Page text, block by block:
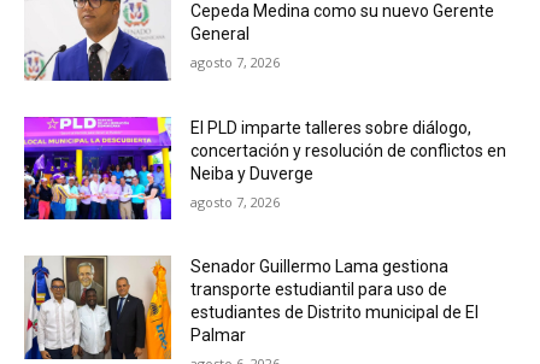
Cepeda Medina como su nuevo Gerente
General
agosto 7, 2026
El PLD imparte talleres sobre diálogo,
concertación y resolución de conflictos en
Neiba y Duverge
agosto 7, 2026
Senador Guillermo Lama gestiona
transporte estudiantil para uso de
estudiantes de Distrito municipal de El
Palmar